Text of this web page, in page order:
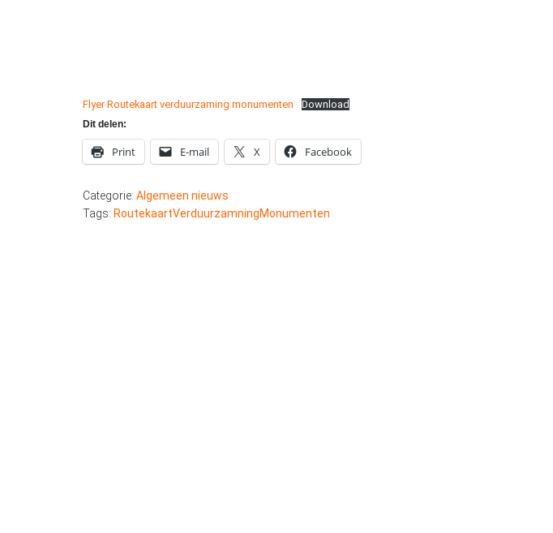
Flyer Routekaart verduurzaming monumenten Download
Dit delen:
Print E-mail X Facebook
Categorie: Algemeen nieuws
Tags: RoutekaartVerduurzamningMonumenten